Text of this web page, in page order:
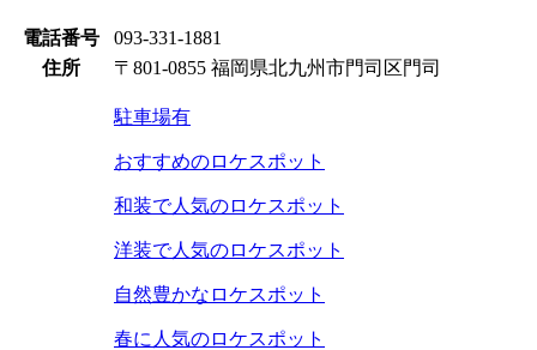
電話番号
093-331-1881
住所
〒801-0855 福岡県北九州市門司区門司
駐車場有
おすすめのロケスポット
和装で人気のロケスポット
洋装で人気のロケスポット
自然豊かなロケスポット
春に人気のロケスポット